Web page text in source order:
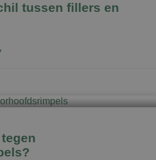
tussen fillers en